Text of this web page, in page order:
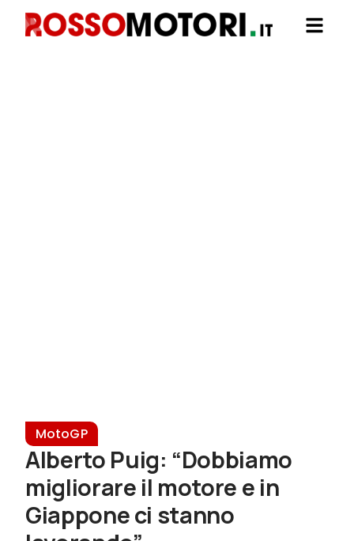
MotoGP
Alberto Puig: “Dobbiamo
migliorare il motore e in
Giappone ci stanno